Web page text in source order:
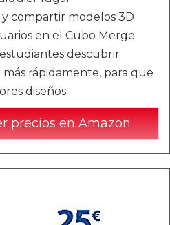
compartir modelos 3D
en el Cubo Merge
descubrir
rápidamente, para que
diseños
precios en Amazon